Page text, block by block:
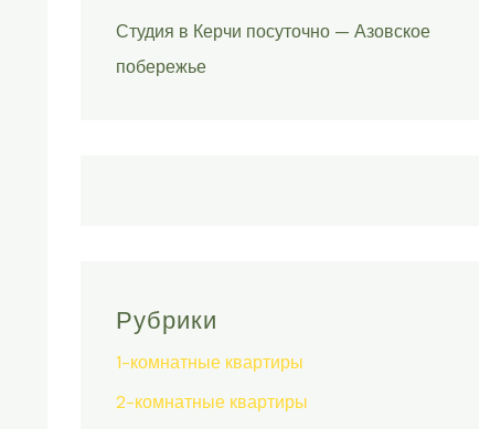
Студия в Керчи посуточно — Азовское
побережье
Рубрики
1-комнатные квартиры
2-комнатные квартиры